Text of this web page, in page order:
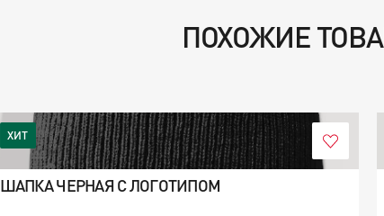
ПОХОЖИЕ
ХИТ
ШАПКА ЧЕРНАЯ С ЛОГОТИПОМ